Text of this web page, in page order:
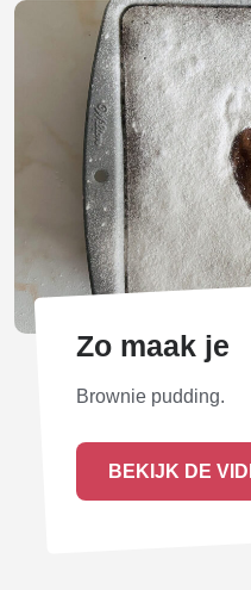
Zo maak je
Brownie pudding.
BEKIJK DE